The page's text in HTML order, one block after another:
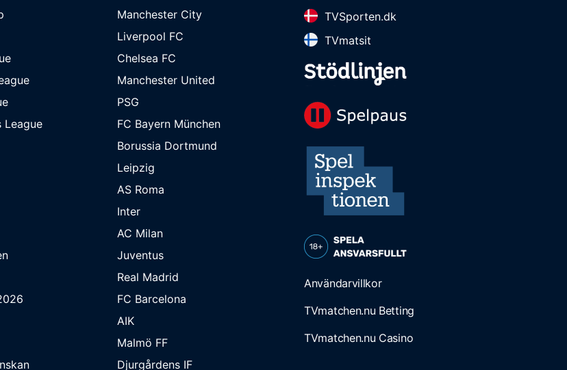
League
Manchester City
Liverpool FC
Chelsea FC
Manchester United
PSG
FC Bayern München
Borussia Dortmund
Leipzig
AS Roma
Inter
AC Milan
Juventus
Real Madrid
FC Barcelona
AIK
Malmö FF
Djurgårdens IF
TVSporten.dk
TVmatsit
Användarvillkor
TVmatchen.nu Betting
TVmatchen.nu Casino